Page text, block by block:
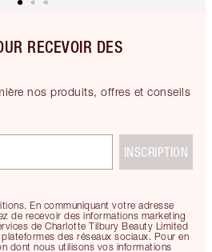
RECEVOIR DES
nos produits, offres et conseils
En communiquant votre adresse
de recevoir des informations marketing
de Charlotte Tilbury Beauty Limited
des réseaux sociaux. Pour en
dont nous utilisons vos informations
INSCRIPTION